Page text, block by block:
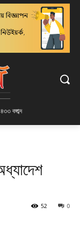
বঙ্গাব্দ
0
52